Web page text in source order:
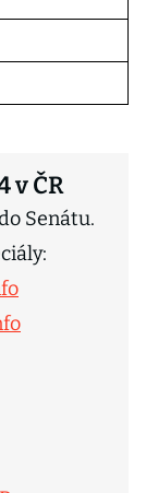
v ČR
Senátu.